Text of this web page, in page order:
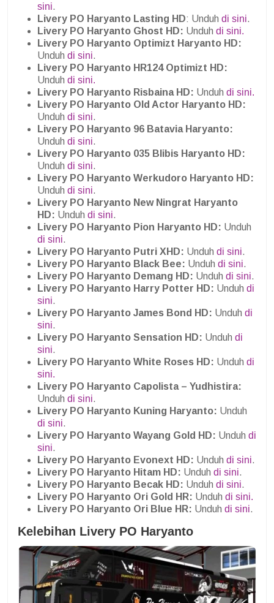
sini.
Livery PO Haryanto Lasting HD: Unduh di sini.
Livery PO Haryanto Ghost HD: Unduh di sini.
Livery PO Haryanto Optimizt Haryanto HD:
Unduh di sini.
Livery PO Haryanto HR124 Optimizt HD:
Unduh di sini.
Livery PO Haryanto Risbaina HD: Unduh di sini.
Livery PO Haryanto Old Actor Haryanto HD:
Unduh di sini.
Livery PO Haryanto 96 Batavia Haryanto:
Unduh di sini.
Livery PO Haryanto 035 Blibis Haryanto HD:
Unduh di sini.
Livery PO Haryanto Werkudoro Haryanto HD:
Unduh di sini.
Livery PO Haryanto New Ningrat Haryanto
HD: Unduh di sini.
Livery PO Haryanto Pion Haryanto HD: Unduh
di sini.
Livery PO Haryanto Putri XHD: Unduh di sini.
Livery PO Haryanto Black Bee: Unduh di sini.
Livery PO Haryanto Demang HD: Unduh di sini.
Livery PO Haryanto Harry Potter HD: Unduh di
sini.
Livery PO Haryanto James Bond HD: Unduh di
sini.
Livery PO Haryanto Sensation HD: Unduh di
sini.
Livery PO Haryanto White Roses HD: Unduh di
sini.
Livery PO Haryanto Capolista – Yudhistira:
Unduh di sini.
Livery PO Haryanto Kuning Haryanto: Unduh
di sini.
Livery PO Haryanto Wayang Gold HD: Unduh di
sini.
Livery PO Haryanto Evonext HD: Unduh di sini.
Livery PO Haryanto Hitam HD: Unduh di sini.
Livery PO Haryanto Becak HD: Unduh di sini.
Livery PO Haryanto Ori Gold HR: Unduh di sini.
Livery PO Haryanto Ori Blue HR: Unduh di sini.
Kelebihan Livery PO Haryanto